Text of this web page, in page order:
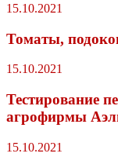
15.10.2021
Томаты,
15.10.2021
Тестирование
агрофирмы
15.10.2021